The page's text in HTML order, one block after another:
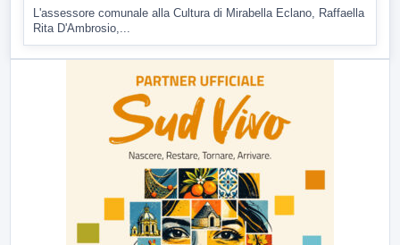
L'assessore comunale alla Cultura di Mirabella Eclano, Raffaella
Rita D'Ambrosio,...